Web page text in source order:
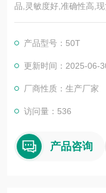
品,灵敏度好,准确性高,
产品型号：50T
更新时间：2025-06-
厂商性质：生产厂家
访问量：536
产品咨询